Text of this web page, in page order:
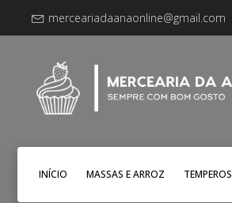
merceariadaanaonline@gmail.com
INÍCIO MASSAS E ARROZ TEMPEROS